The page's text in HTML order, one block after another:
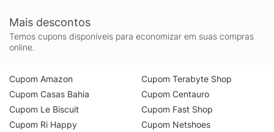
extreme Amoled
144hz - Verde Claro
Claro
Mais descontos
Temos cupons disponíveis para economizar em suas compras
online.
Cupom Amazon
Cupom Casas Bahia
Cupom Le Biscuit
Cupom Ri Happy
Cupom Terabyte Shop
Cupom Centauro
Cupom Fast Shop
Cupom Netshoes